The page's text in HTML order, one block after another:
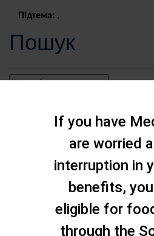
Підтема: ,
Пошук
If you have
are worried
interruption in
benefits,
eligible for
through the